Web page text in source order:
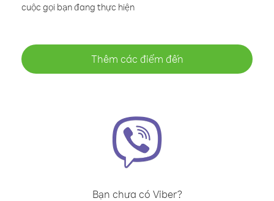
cuộc gọi bạn đang thực hiện
Thêm các điểm đến
Bạn chưa có Viber?